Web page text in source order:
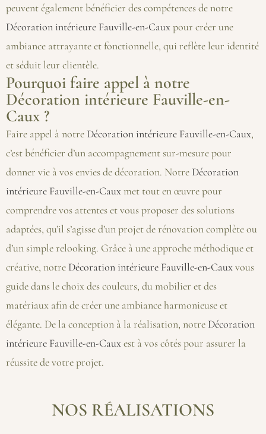
peuvent également bénéficier des compétences de notre
Décoration intérieure Fauville-en-Cauxpour créer une
ambiance attrayante et fonctionnelle, qui reflète leur identité
et séduit leur clientèle.
Pourquoi faire appel à notre
Décoration intérieure Fauville-en-
Caux ?
Faire appel à notre Décoration intérieure Fauville-en-Caux,
c’est bénéficier d’un accompagnement sur-mesure pour
donner vie à vos envies de décoration. Notre Décoration
intérieure Fauville-en-Cauxmet tout en œuvre pour
comprendre vos attentes et vous proposer des solutions
adaptées, qu’il s’agisse d’un projet de rénovation complète ou
d’un simple relooking. Grâce à une approche méthodique et
créative, notre Décoration intérieure Fauville-en-Cauxvous
guide dans le choix des couleurs, du mobilier et des
matériaux afin de créer une ambiance harmonieuse et
élégante. De la conception à la réalisation, notre Décoration
intérieure Fauville-en-Cauxest à vos côtés pour assurer la
réussite de votre projet.
NOS RÉALISATIONS